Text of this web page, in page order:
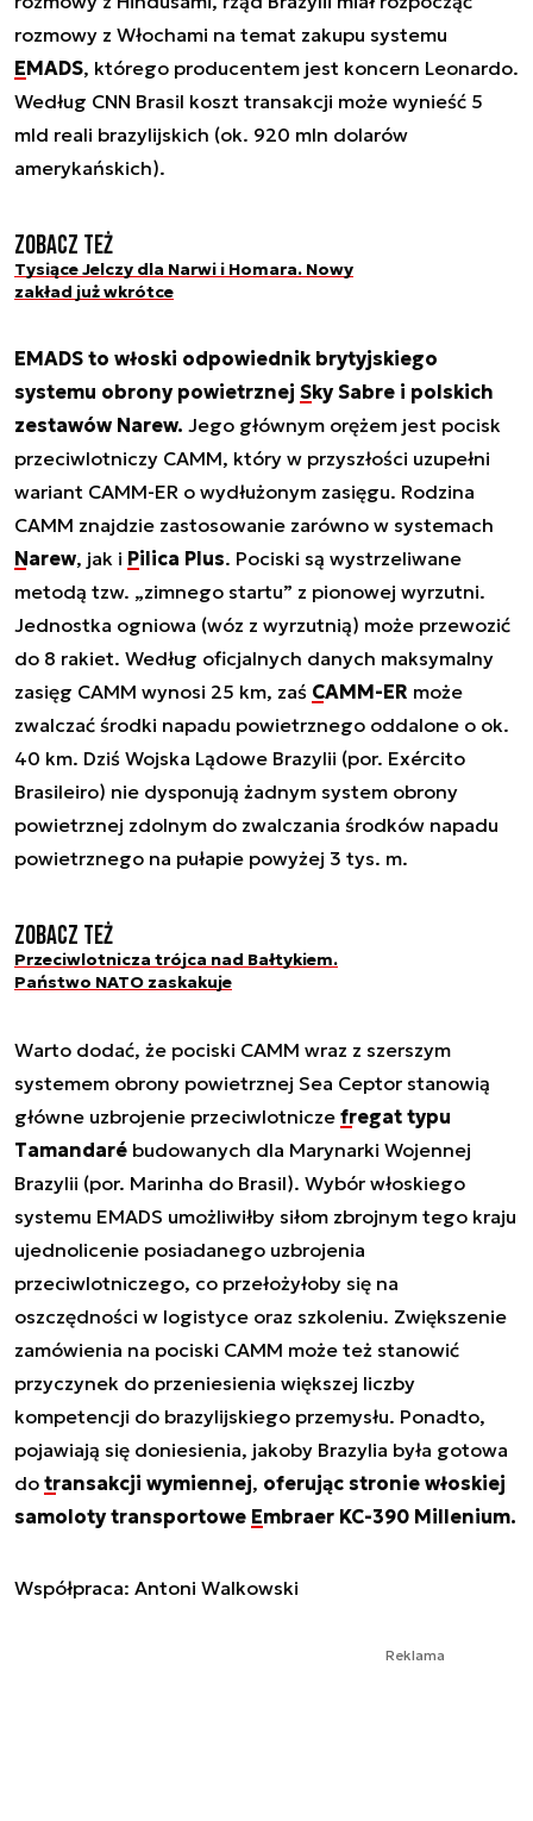
rozmowy z Włochami na temat zakupu systemu
EMADS, którego producentem jest koncern Leonardo.
Według CNN Brasil koszt transakcji może wynieść 5
mld reali brazylijskich (ok. 920 mln dolarów
amerykańskich).
Zobacz też
Tysiące Jelczy dla Narwi i Homara. Nowy
zakład już wkrótce
EMADS to włoski odpowiednik brytyjskiego
systemu obrony powietrznej Sky Sabre i polskich
zestawów Narew. Jego głównym orężem jest pocisk
przeciwlotniczy CAMM, który w przyszłości uzupełni
wariant CAMM-ER o wydłużonym zasięgu. Rodzina
CAMM znajdzie zastosowanie zarówno w systemach
Narew, jak i Pilica Plus. Pociski są wystrzeliwane
metodą tzw. „zimnego startu” z pionowej wyrzutni.
Jednostka ogniowa (wóz z wyrzutnią) może przewozić
do 8 rakiet. Według oficjalnych danych maksymalny
zasięg CAMM wynosi 25 km, zaś CAMM-ER może
zwalczać środki napadu powietrznego oddalone o ok.
40 km. Dziś Wojska Lądowe Brazylii (por. Exército
Brasileiro) nie dysponują żadnym system obrony
powietrznej zdolnym do zwalczania środków napadu
powietrznego na pułapie powyżej 3 tys. m.
Zobacz też
Przeciwlotnicza trójca nad Bałtykiem.
Państwo NATO zaskakuje
Warto dodać, że pociski CAMM wraz z szerszym
systemem obrony powietrznej Sea Ceptor stanowią
główne uzbrojenie przeciwlotnicze fregat typu
Tamandaré budowanych dla Marynarki Wojennej
Brazylii (por. Marinha do Brasil). Wybór włoskiego
systemu EMADS umożliwiłby siłom zbrojnym tego kraju
ujednolicenie posiadanego uzbrojenia
przeciwlotniczego, co przełożyłoby się na
oszczędności w logistyce oraz szkoleniu. Zwiększenie
zamówienia na pociski CAMM może też stanowić
przyczynek do przeniesienia większej liczby
kompetencji do brazylijskiego przemysłu. Ponadto,
pojawiają się doniesienia, jakoby Brazylia była gotowa
do transakcji wymiennej, oferując stronie włoskiej
samoloty transportowe Embraer KC-390 Millenium.
Współpraca: Antoni Walkowski
Reklama